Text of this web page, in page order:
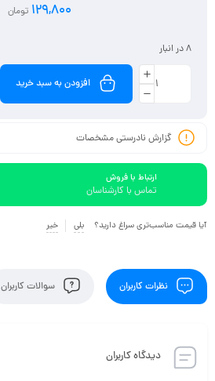
129,800 تومان
8 در انبار
افزودن به سبد خرید
گزارش نادرستی مشخصات
ارتباط با فروش
تماس با کارشناسان
آیا قیمت مناسب‌تری سراغ دارید؟ بلی خیر
نظرات کاربران سوالات کاربران
دیدگاه کاربران